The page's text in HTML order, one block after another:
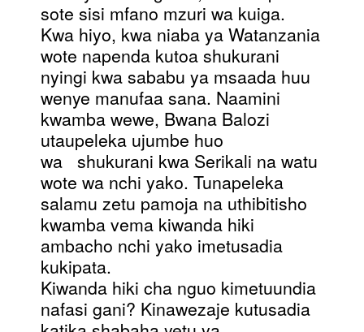
sote sisi mfano mzuri wa kuiga.
Kwa hiyo, kwa niaba ya Watanzania
wote napenda kutoa shukurani
nyingi kwa sababu ya msaada huu
wenye manufaa sana. Naamini
kwamba wewe, Bwana Balozi
utaupeleka ujumbe huo
wa shukurani kwa Serikali na watu
wote wa nchi yako. Tunapeleka
salamu zetu pamoja na uthibitisho
kwamba vema kiwanda hiki
ambacho nchi yako imetusadia
kukipata.
Kiwanda hiki cha nguo kimetuundia
nafasi gani? Kinawezaje kutusadia